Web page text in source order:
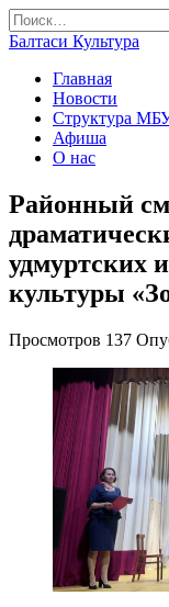
Перейти
к
содержанию
Search
for:
Балтаси Культура
Главная
Новости
Структура
Афиша
О нас
Районный
удмуртских
культуры
Просмотров 137